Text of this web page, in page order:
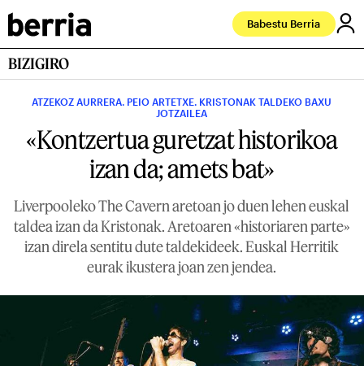
Babestu Berria
BIZIGIRO
ATZEKOZ AURRERA. PEIO ARTETXE. KRISTONAK TALDEKO BAXU
JOTZAILEA
«Kontzertua guretzat historikoa
izan da; amets bat»
Liverpooleko The Cavern aretoan jo duen lehen euskal
taldea izan da Kristonak. Aretoaren «historiaren parte»
izan direla sentitu dute taldekideek. Euskal Herritik
eurak ikustera joan zen jendea.